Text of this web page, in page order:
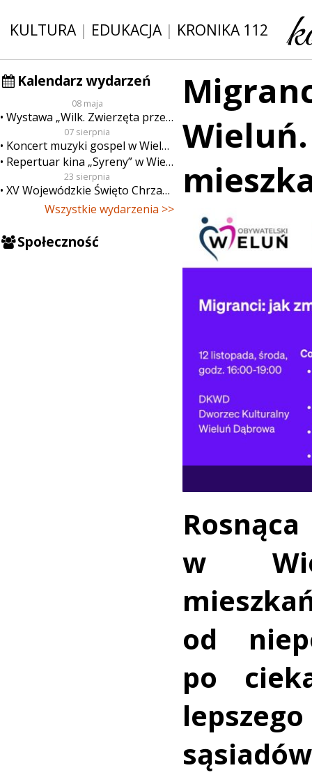
KULTURA| EDUKACJA| KRONIKA 112
Kalendarz wydarzeń
08 maja
Wystawa „Wilk. Zwierzęta przeklęte”
07 sierpnia
Koncert muzyki gospel w Wieluniu
Repertuar kina „Syreny” w Wieluniu w dn. od 7 do 13 sierpnia
23 sierpnia
XV Wojewódzkie Święto Chrzanu
Wszystkie wydarzenia >>
Społeczność
w
od
po